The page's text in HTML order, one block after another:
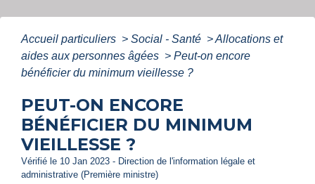
Accueil particuliers > Social - Santé >Allocations et
aides aux personnes âgées > Peut-on encore
bénéficier du minimum vieillesse ?
PEUT-ON ENCORE
BÉNÉFICIER DU MINIMUM
VIEILLESSE ?
Vérifié le 10 Jan 2023 - Direction de l'information légale et
administrative (Première ministre)